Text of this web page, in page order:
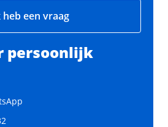
heb een vraag
persoonlijk